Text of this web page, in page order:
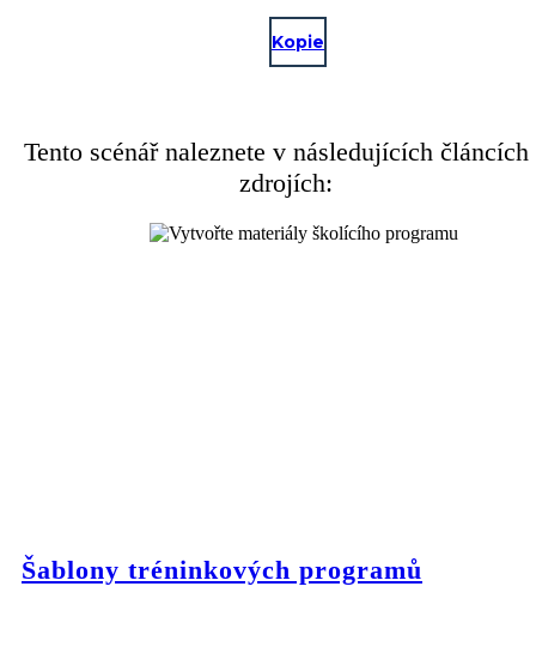
Kopie
Tento scénář naleznete v následujících článcích
zdrojích:
Šablony tréninkových programů